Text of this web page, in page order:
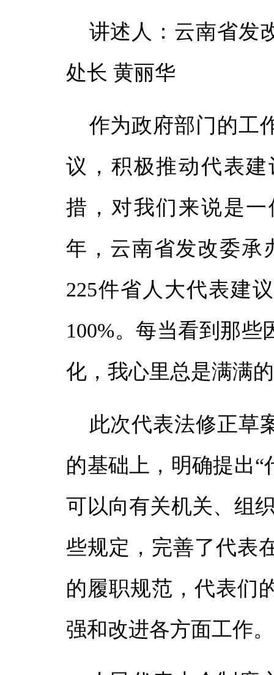
讲述人：云南省发
处长 黄丽华
作为政府部门的工
议，积极推动代表
措，对我们来说是
年，云南省发改委承
225件省人大代表建
100%。每当看到那
化，我心里总是满满
此次代表法修正草
的基础上，明确提出
可以向有关机关、组
些规定，完善了代表
的履职规范，代表们
强和改进各方面工作。